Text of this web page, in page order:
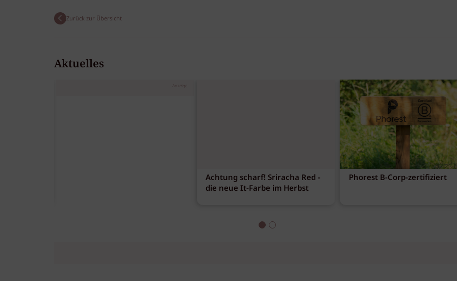
Zurück zur Übersicht
Aktuelles
Anzeige
Achtung scharf! Sriracha Red -
die neue It-Farbe im Herbst
Phorest B-Corp-zertifiziert